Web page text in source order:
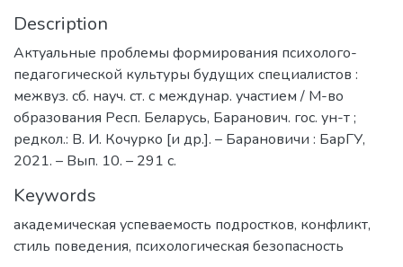
Description
Актуальные проблемы формирования психолого-
педагогической культуры будущих специалистов :
межвуз. сб. науч. ст. с междунар. участием / М-во
образования Респ. Беларусь, Баранович. гос. ун-т ;
редкол.: В. И. Кочурко [и др.]. – Барановичи : БарГУ,
2021. – Вып. 10. – 291 с.
Keywords
академическая успеваемость подростков, конфликт,
стиль поведения, психологическая безопасность